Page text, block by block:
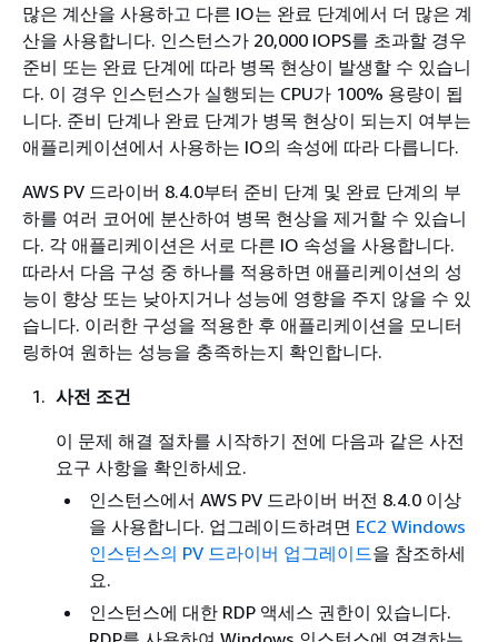
많은 계산을 사용하고 다른 IO는 완료 단계에서 더 많은 계
산을 사용합니다. 인스턴스가 20,000 IOPS를 초과할 경우
준비 또는 완료 단계에 따라 병목 현상이 발생할 수 있습니
다. 이 경우 인스턴스가 실행되는 CPU가 100% 용량이 됩
니다. 준비 단계나 완료 단계가 병목 현상이 되는지 여부는
애플리케이션에서 사용하는 IO의 속성에 따라 다릅니다.
AWS PV 드라이버 8.4.0부터 준비 단계 및 완료 단계의 부
하를 여러 코어에 분산하여 병목 현상을 제거할 수 있습니
다. 각 애플리케이션은 서로 다른 IO 속성을 사용합니다.
따라서 다음 구성 중 하나를 적용하면 애플리케이션의 성
능이 향상 또는 낮아지거나 성능에 영향을 주지 않을 수 있
습니다. 이러한 구성을 적용한 후 애플리케이션을 모니터
링하여 원하는 성능을 충족하는지 확인합니다.
사전 조건
이 문제 해결 절차를 시작하기 전에 다음과 같은 사전
요구 사항을 확인하세요.
인스턴스에서 AWS PV 드라이버 버전 8.4.0 이상
을 사용합니다. 업그레이드하려면 EC2 Windows
인스턴스의 PV 드라이버 업그레이드을 참조하세
요.
인스턴스에 대한 RDP 액세스 권한이 있습니다.